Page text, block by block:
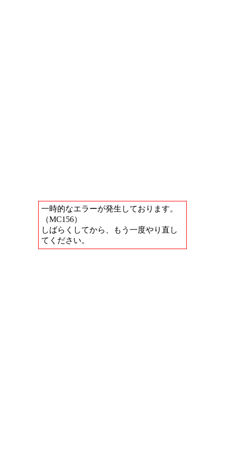
一時的なエラーが発生しております。
（MC156）
しばらくしてから、もう一度やり直し
てください。